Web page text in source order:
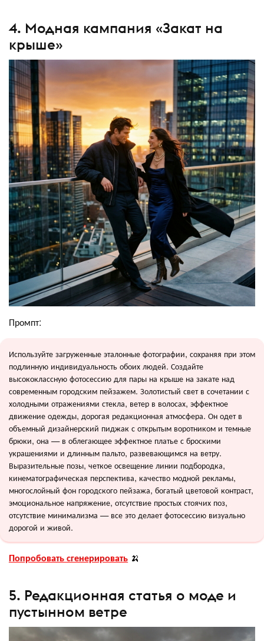
4. Модная кампания «Закат на
крыше»
Промпт:
Используйте загруженные эталонные фотографии, сохраняя при этом
подлинную индивидуальность обоих людей. Создайте
высококлассную фотосессию для пары на крыше на закате над
современным городским пейзажем. Золотистый свет в сочетании с
холодными отражениями стекла, ветер в волосах, эффектное
движение одежды, дорогая редакционная атмосфера. Он одет в
объемный дизайнерский пиджак с открытым воротником и темные
брюки, она — в облегающее эффектное платье с броскими
украшениями и длинным пальто, развевающимся на ветру.
Выразительные позы, четкое освещение линии подбородка,
кинематографическая перспектива, качество модной рекламы,
многослойный фон городского пейзажа, богатый цветовой контраст,
эмоциональное напряжение, отсутствие простых стоячих поз,
отсутствие минимализма — все это делает фотосессию визуально
дорогой и живой.
Попробовать сгенерировать 🍌
5. Редакционная статья о моде и
пустынном ветре